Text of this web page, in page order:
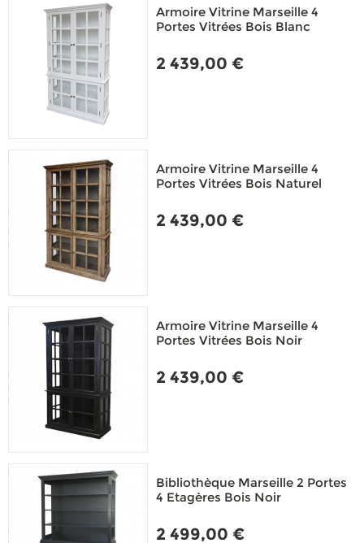
Armoire Vitrine Marseille 4
Portes Vitrées Bois Blanc
2 439,00 €
Armoire Vitrine Marseille 4
Portes Vitrées Bois Naturel
2 439,00 €
Armoire Vitrine Marseille 4
Portes Vitrées Bois Noir
2 439,00 €
Bibliothèque Marseille 2 Portes
4 Etagères Bois Noir
2 499,00 €